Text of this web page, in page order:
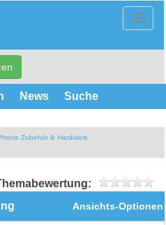
News Suche
Zubehör & Hardware
Ansichts-Optionen